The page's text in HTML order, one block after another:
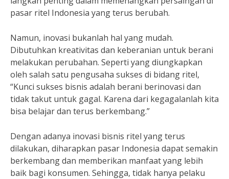
pasar ritel Indonesia yang terus berubah.
Namun, inovasi bukanlah hal yang mudah.
Dibutuhkan kreativitas dan keberanian untuk berani
melakukan perubahan. Seperti yang diungkapkan
oleh salah satu pengusaha sukses di bidang ritel,
“Kunci sukses bisnis adalah berani berinovasi dan
tidak takut untuk gagal. Karena dari kegagalanlah kita
bisa belajar dan terus berkembang.”
Dengan adanya inovasi bisnis ritel yang terus
dilakukan, diharapkan pasar Indonesia dapat semakin
berkembang dan memberikan manfaat yang lebih
baik bagi konsumen. Sehingga, tidak hanya pelaku